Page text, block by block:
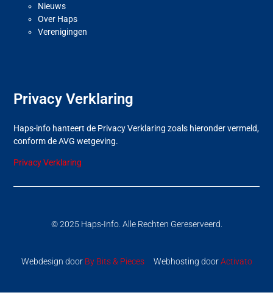
Nieuws
Over Haps
Verenigingen
Privacy Verklaring
Haps-info hanteert de Privacy Verklaring zoals hieronder vermeld,
conform de AVG wetgeving.
Privacy Verklaring
© 2025 Haps-Info. Alle Rechten Gereserveerd.
Webdesign door By Bits & PiecesWebhosting doorActivato